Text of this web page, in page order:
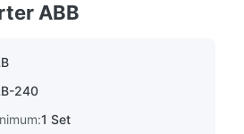
ABB
240
1 Set